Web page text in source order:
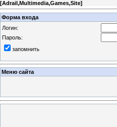
[Adrail,Multimedia,Games,Site]
Форма входа
Логин:
Пароль:
запомнить
Меню сайта